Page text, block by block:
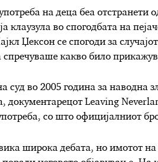
на деца беа отстранети
клаузула во спогодбата на
Џексон се спогоди за
спречуваше какво било
суд во 2005 година за наводна
документарецот Leaving
со што официјалниот
широка дебата, но имотот на